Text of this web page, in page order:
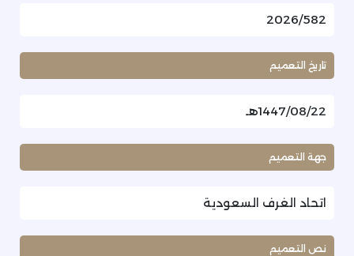
2026/582
تاريخ التعميم
1447/08/22هـ
جهة التعميم
اتحاد الغرف السعودية
نص التعميم